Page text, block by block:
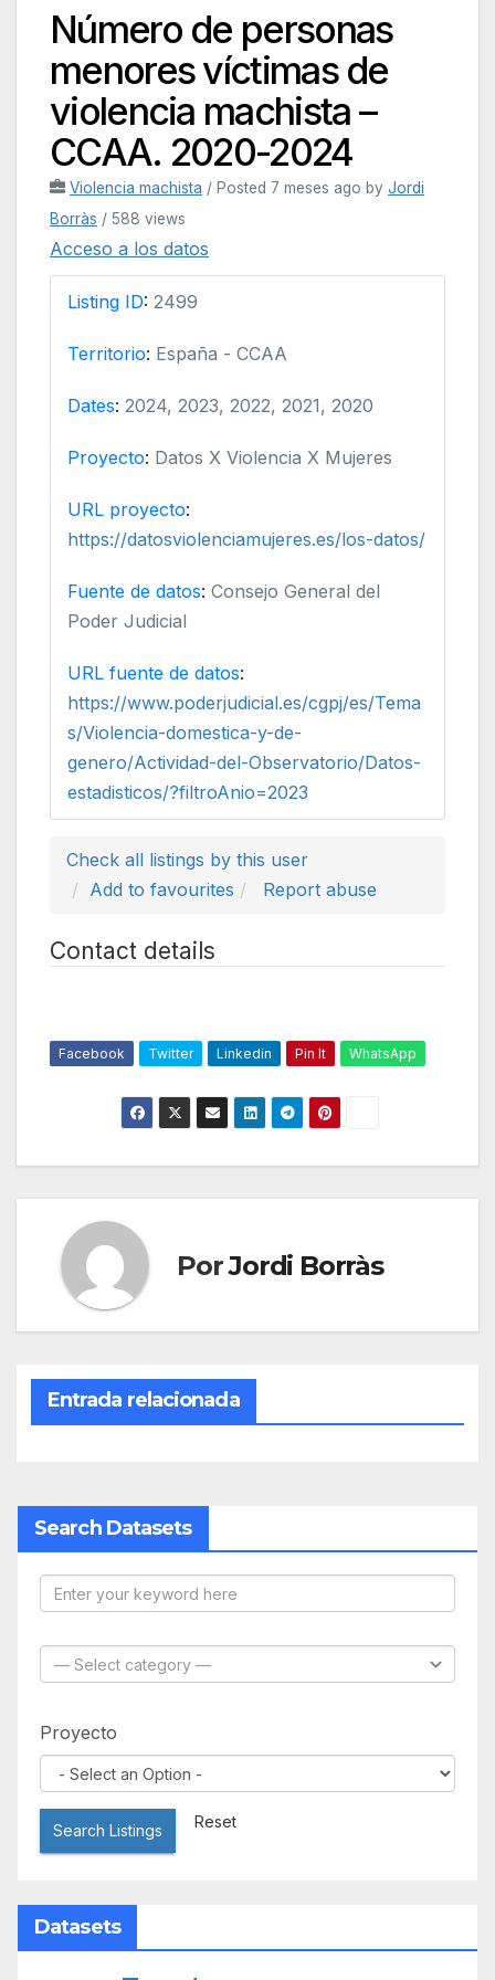
Número de personas
menores víctimas de
violencia machista –
CCAA. 2020-2024
Violencia machista / Posted 7 meses ago by Jordi
Borràs / 588 views
Acceso a los datos
Listing ID: 2499
Territorio: España - CCAA
Dates: 2024, 2023, 2022, 2021, 2020
Proyecto: Datos X Violencia X Mujeres
URL proyecto:
https://datosviolenciamujeres.es/los-datos/
Fuente de datos: Consejo General del
Poder Judicial
URL fuente de datos:
https://www.poderjudicial.es/cgpj/es/Tema
s/Violencia-domestica-y-de-
genero/Actividad-del-Observatorio/Datos-
estadisticos/?filtroAnio=2023
Check all listings by this user
Add to favourites
Report abuse
Contact details
Facebook Twitter Linkedin Pin It WhatsApp
PorJordi Borràs
Entrada relacionada
Search Datasets
Proyecto
Search Listings Reset
Datasets